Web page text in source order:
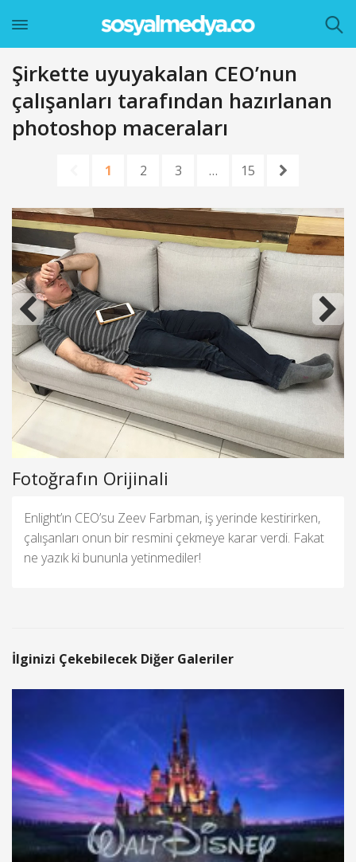
Şirkette uyuyakalan CEO’nun
çalışanları tarafından hazırlanan
photoshop maceraları
1 2 3 … 15
Fotoğrafın Orijinali
Enlight’ın CEO’su Zeev Farbman, iş yerinde kestirirken,
çalışanları onun bir resmini çekmeye karar verdi. Fakat
ne yazık ki bununla yetinmediler!
İlginizi Çekebilecek Diğer Galeriler